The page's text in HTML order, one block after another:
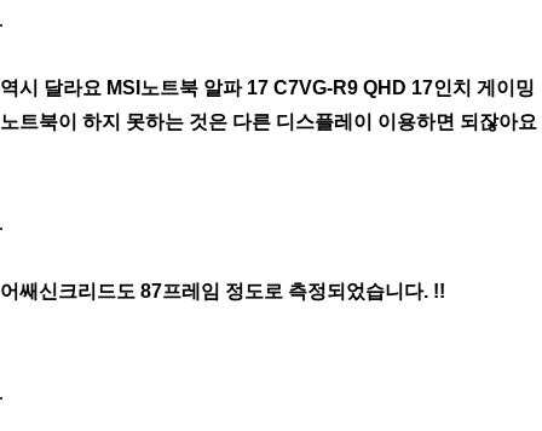
역시 달라요 MSI노트북 알파 17 C7VG-R9 QHD 17인치 게이밍
노트북이 하지 못하는 것은 다른 디스플레이 이용하면 되잖아요
어쌔신크리드도 87프레임 정도로 측정되었습니다. !!